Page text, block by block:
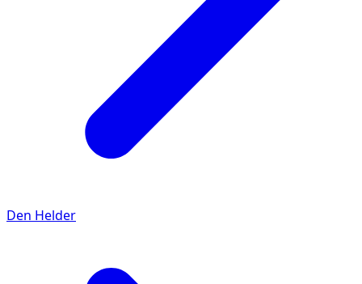
Den Helder